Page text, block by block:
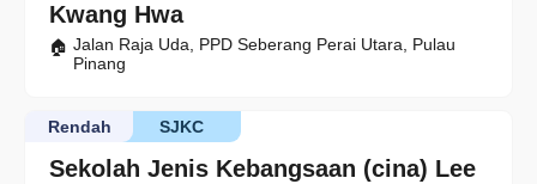
Kwang Hwa
Jalan Raja Uda, PPD Seberang Perai Utara, Pulau
Pinang
Sekolah Jenis Kebangsaan (cina) Lee
SJKC
Rendah